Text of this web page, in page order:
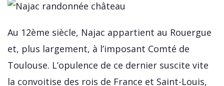
Au 12ème siècle, Najac appartient au Rouergue
et, plus largement, à l’imposant Comté de
Toulouse. L’opulence de ce dernier suscite vite
la convoitise des rois de France et Saint-Louis,